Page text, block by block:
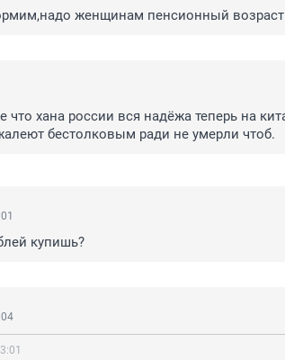
женщинам пенсионный возраст
что хана россии вся надёжа теперь на
бестолковым ради не умерли чтоб.
купишь?